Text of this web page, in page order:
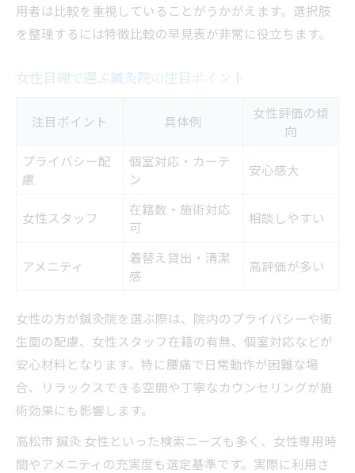
用者は比較を重視していることがうかがえます。選択肢
を整理するには特徴比較の早見表が非常に役立ちます。
女性目線で選ぶ鍼灸院の注目ポイント
注目ポイント 具体例
女性評価の傾
向
プライバシー配
慮
個室対応・カーテ
ン
安心感大
女性スタッフ
在籍数・施術対応
可
相談しやすい
アメニティ
着替え貸出・清潔
感
高評価が多い
女性の方が鍼灸院を選ぶ際は、院内のプライバシーや衛
生面の配慮、女性スタッフ在籍の有無、個室対応などが
安心材料となります。特に腰痛で日常動作が困難な場
合、リラックスできる空間や丁寧なカウンセリングが施
術効果にも影響します。
高松市 鍼灸 女性といった検索ニーズも多く、女性専用時
間やアメニティの充実度も選定基準です。実際に利用さ